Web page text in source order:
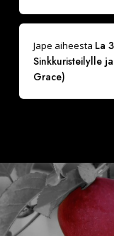
Jape aiheesta La
Sinkkuristeilylle
Grace)